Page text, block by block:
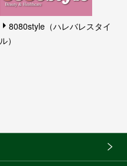
8080style（ハレバレスタイ
ル）